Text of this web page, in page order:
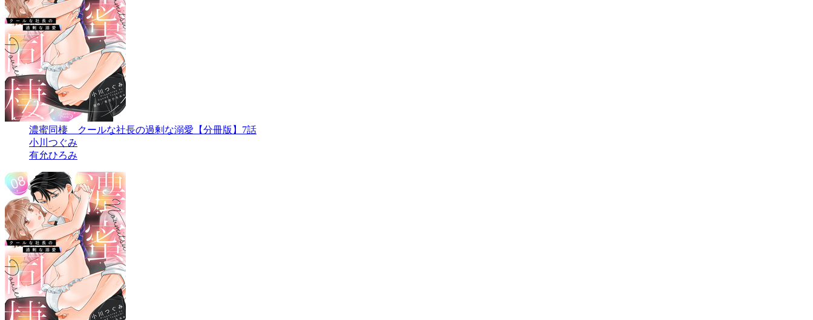
濃蜜同棲 クールな社長の過剰な溺愛【分冊版】7話
小川つぐみ
有允ひろみ